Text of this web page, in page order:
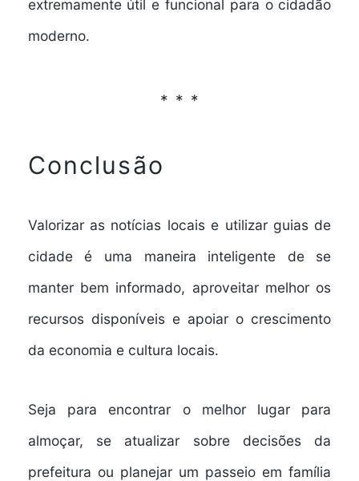
extremamente útil e funcional para o cidadão
moderno.
Conclusão
Valorizar as notícias locaise utilizar guias de
cidadeé uma maneira inteligente de se
manter bem informado, aproveitar melhor os
recursos disponíveis e apoiar o crescimento
da economia e cultura locais.
Seja para encontrar o melhor lugar para
almoçar, se atualizar sobre decisões da
prefeitura ou planejar um passeio em família